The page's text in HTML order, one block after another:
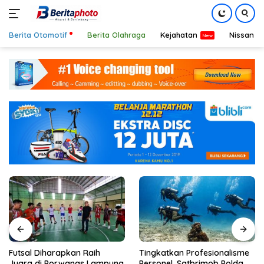
konten
Berita Otomotif Berita Olahraga Kejahatan Nissan
Futsal Diharapkan Raih
Tingkatkan Profesionalisme